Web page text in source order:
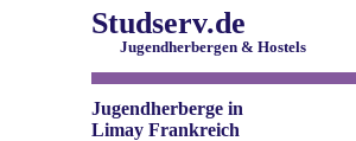
Studserv.de
Jugendherbergen & Hostels
Jugendherberge in
Limay Frankreich